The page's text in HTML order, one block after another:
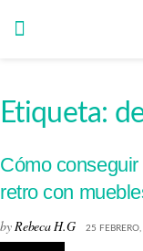
Etiqueta:
Cómo
retro con
byRebeca H.G 25